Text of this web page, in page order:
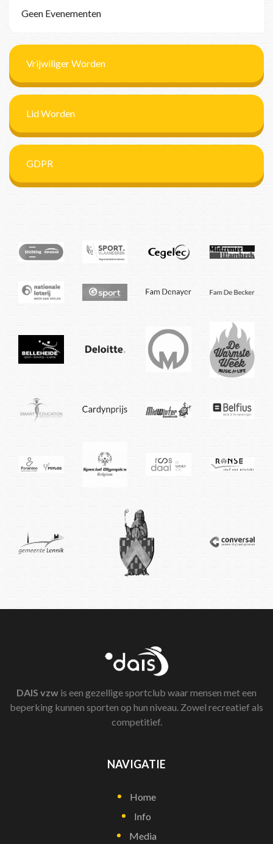
Geen Evenementen
Vrijwiliger Worden
Lid Worden
GDPR
DAIS vzw is een gezellige sportclub waar mensen met een
beperking kunnen sporten op hun niveau. Zowel recreatief als
competitief.
NAVIGATIE
Home
Info
Media